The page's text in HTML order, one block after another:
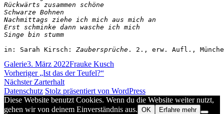
Rückwärts zusammen schöne
Schwarze Bohnen
Nachmittags ziehe ich mich aus mich an
Erst schminke dann wasche ich mich
Singe bin stumm
in: Sarah Kirsch: Zaubersprüche . 2., erw. Aufl.,
Format
GalerieVeröffentlicht
am
3. März 2022Autor
Frauke Kusch
Beitragsnavigation
Vorheriger
Vorheriger
Beitrag:
„Ist das der Teufel?“
Nächster Nächster
Beitrag:
Zarterhalt
Datenschutz Stolz präsentiert von WordPress
Diese Website benutzt Cookies. Wenn du die Website weiter nutzt,
gehen wir von deinem Einverständnis aus. OK Erfahre mehr